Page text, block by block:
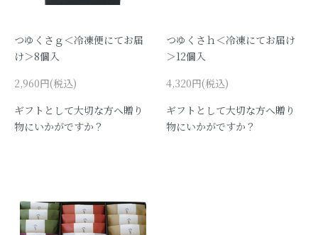
つゆくさｇ＜冷凍便にてお届
け＞8個入
2,960円(税込)
ギフトとして大切な方へ贈り
物にいかがですか？
つゆくさｈ＜冷凍にてお届け
＞12個入
4,320円(税込)
ギフトとして大切な方へ贈り
物にいかがですか？